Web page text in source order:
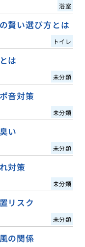
浴室
賢い選び方とは
トイレ
は
未分類
音対策
未分類
い
未分類
対策
未分類
リスク
未分類
の関係